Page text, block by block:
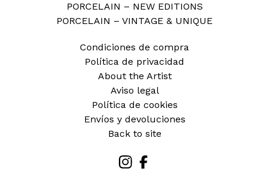
PORCELAIN – NEW EDITIONS
PORCELAIN – VINTAGE & UNIQUE
Condiciones de compra
Política de privacidad
About the Artist
Aviso legal
Política de cookies
Envíos y devoluciones
Back to site